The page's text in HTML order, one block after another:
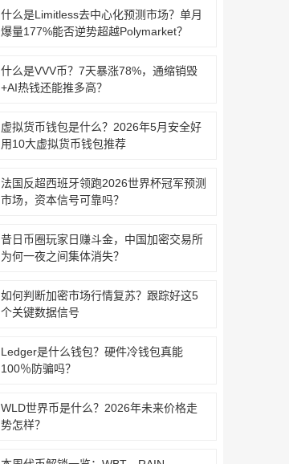
什么是Limitless去中心化预测市场？单月
爆量177%能否逆势超越Polymarket？‌‌‌‌‌‌
什么是VVV币？7天暴涨78%，通缩销毁
+AI热钱还能推多高？
虚拟货币钱包是什么？2026年5月安全好
用10大虚拟货币钱包推荐
法国反超西班牙领跑2026世界杯冠军预测
市场，资本信号可靠吗？
昔日币圈玩家日赚斗金，中国加密交易所
为何一夜之间集体消失？
如何判断加密市场行情复苏？跟踪好这5
个关键数据信号‌‌‌‌‌‌
Ledger是什么钱包？硬件冷钱包真能
100％防骗吗？‌‌‌‌‌‌
WLD世界币是什么？2026年未来价格走
势怎样？‌‌‌‌‌‌